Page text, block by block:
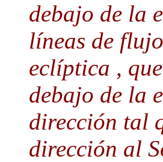
debajo de la
líneas de
eclíptica ,
debajo de la
dirección tal
dirección al